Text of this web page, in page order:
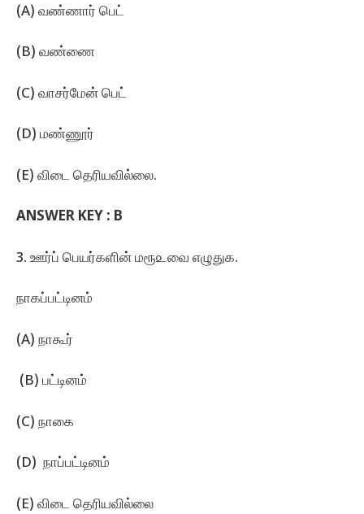
(A) வண்ணார்‌ பெட்‌
(B) வண்ணை
(C) வாசர்மேன்‌ பெட்‌
(D) மண்ணூர்‌
(E) விடை தெரியவில்லை.
ANSWER KEY : B
3. ஊர்ப்‌ பெயர்களின்‌ மரூ௨வை எழுதுக.
நாகப்பட்டினம்‌
(A) நாகூர்
(B) பட்டினம்‌
(C) நாகை
(D) நாப்பட்டினம்
(E) விடை தெரியவில்லை